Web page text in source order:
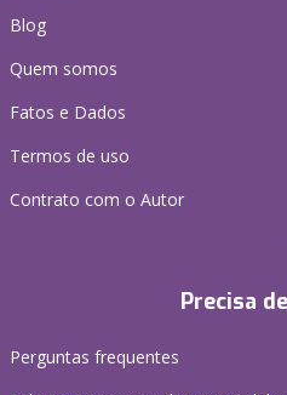
Blog
Quem somos
Fatos e Dados
Termos de uso
Contrato com o Autor
Precisa
Perguntas frequentes